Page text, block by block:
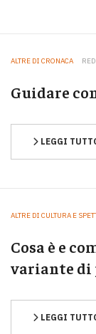
ALTRE DI CRONACA
Guidare
LEGGI
ALTRE DI CULTURA E
Cosa è e
variante di
LEGGI